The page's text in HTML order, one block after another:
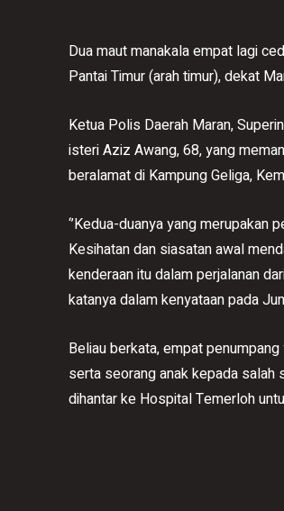
Dua maut manakala empat lagi
Pantai Timur (arah timur), dekat
Ketua Polis Daerah Maran,
isteri Aziz Awang, 68, yang
beralamat di Kampung Geliga,
‘’Kedua-duanya yang
Kesihatan dan siasatan awal
kenderaan itu dalam perjalanan
katanya dalam kenyataan pada
Beliau berkata, empat
serta seorang anak kepada salah
dihantar ke Hospital Temerloh